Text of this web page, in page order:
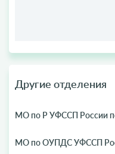
Другие отделения
МО по Р УФССП России
МО по ОУПДС УФССП